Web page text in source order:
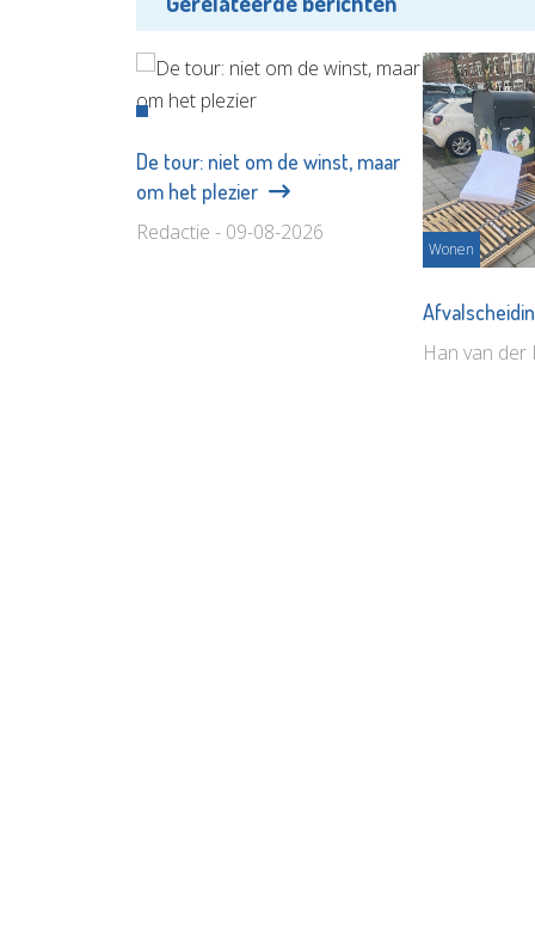
De tour: niet om de winst, maar
om het plezier
Redactie - 09-08-2026
Wonen
Han van der